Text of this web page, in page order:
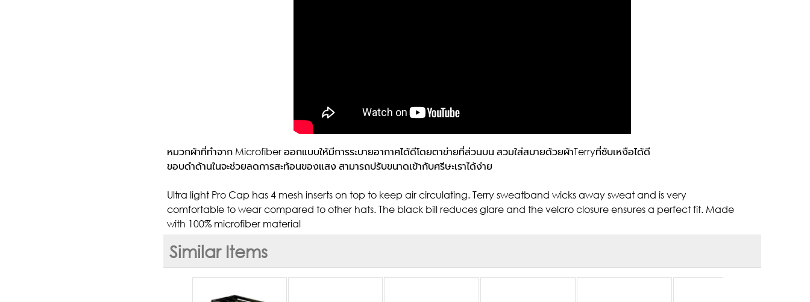
หมวกผ้าที่ทำจาก Microfiber ออกแบบให้มีการระบายอากาศได้ดีโดยตาข่ายที่ส่วนบน สวมใส่สบายด้วยผ้าTerryที่ซับเหงือได้ดี
ขอบดำด้านในจะช่วยลดการสะท้อนของแสง สามารถปรับขนาดเข้ากับศรีษะเราได้ง่าย
Ultra light Pro Cap has 4 mesh inserts on top to keep air circulating. Terry sweatband wicks away sweat and is very
comfortable to wear compared to other hats. The black bill reduces glare and the velcro closure ensures a perfect fit. Made
with 100% microfiber material
Similar Items